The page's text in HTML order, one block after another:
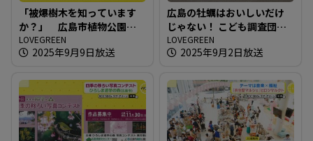
「被爆樹木を知っています
か？」 広島市植物公園の
被爆80年特別企画展
LOVEGREEN
2025年9月9日放送
広島の牡蠣はおいしいだけ
じゃない！ こども調査団が
江田島へ！
LOVEGREEN
2025年9月2日放送